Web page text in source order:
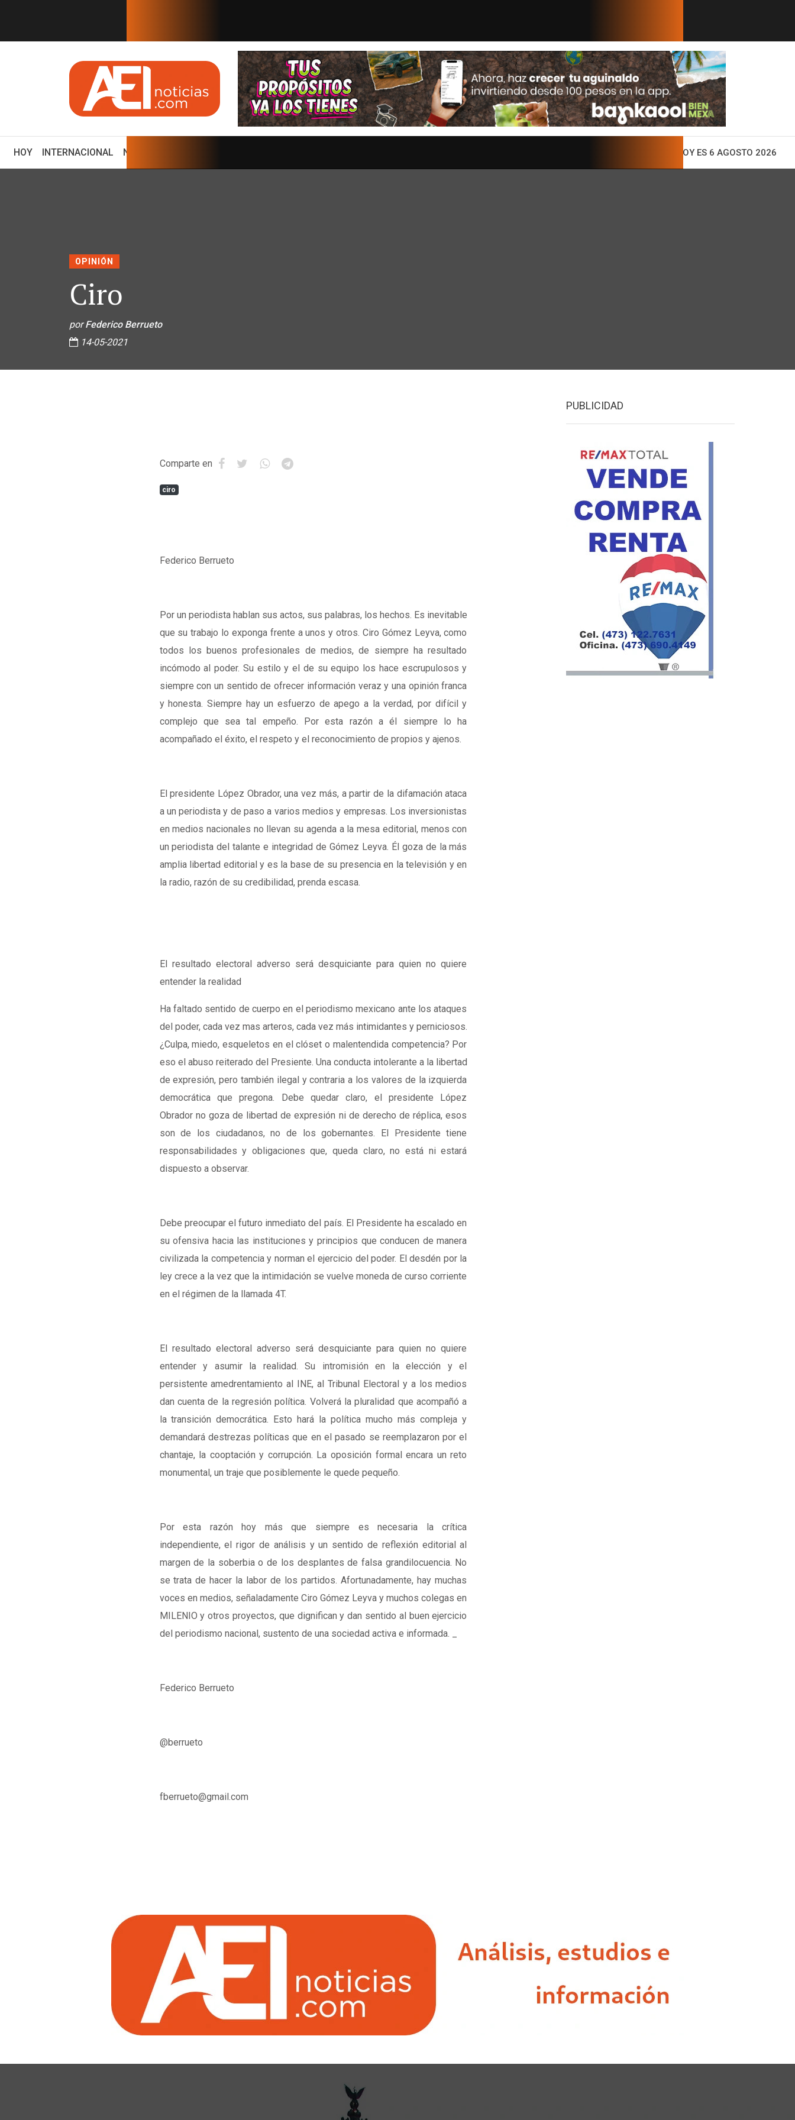
EN TIEMPO REAL
MVS Noticias tras consol... Estudios de fracking en México serán publicado en mi... ¿Cuál es el plan de Sheinbaum para recuperar importa... ¿Por qué
HOY(CURRENT)
INTERNACIONAL NACIONAL HOY ES 6 AGOSTO 2026
OPINIÓN
Ciro
porFederico Berrueto
14-05-2021
Comparte en
ciro
Federico Berrueto
Por un periodista hablan sus actos, sus palabras, los hechos. Es inevitable
que su trabajo lo exponga frente a unos y otros. Ciro Gómez Leyva, como
todos los buenos profesionales de medios, de siempre ha resultado
incómodo al poder. Su estilo y el de su equipo los hace escrupulosos y
siempre con un sentido de ofrecer información veraz y una opinión franca
y honesta. Siempre hay un esfuerzo de apego a la verdad, por difícil y
complejo que sea tal empeño. Por esta razón a él siempre lo ha
acompañado el éxito, el respeto y el reconocimiento de propios y ajenos.
El presidente López Obrador, una vez más, a partir de la difamación ataca
a un periodista y de paso a varios medios y empresas. Los inversionistas
en medios nacionales no llevan su agenda a la mesa editorial, menos con
un periodista del talante e integridad de Gómez Leyva. Él goza de la más
amplia libertad editorial y es la base de su presencia en la televisión y en
la radio, razón de su credibilidad, prenda escasa.
El resultado electoral adverso será desquiciante para quien no quiere
entender la realidad
Ha faltado sentido de cuerpo en el periodismo mexicano ante los ataques
del poder, cada vez mas arteros, cada vez más intimidantes y perniciosos.
¿Culpa, miedo, esqueletos en el clóset o malentendida competencia? Por
eso el abuso reiterado del Presiente. Una conducta intolerante a la libertad
de expresión, pero también ilegal y contraria a los valores de la izquierda
democrática que pregona. Debe quedar claro, el presidente López
Obrador no goza de libertad de expresión ni de derecho de réplica, esos
son de los ciudadanos, no de los gobernantes. El Presidente tiene
responsabilidades y obligaciones que, queda claro, no está ni estará
dispuesto a observar.
Debe preocupar el futuro inmediato del país. El Presidente ha escalado en
su ofensiva hacia las instituciones y principios que conducen de manera
civilizada la competencia y norman el ejercicio del poder. El desdén por la
ley crece a la vez que la intimidación se vuelve moneda de curso corriente
en el régimen de la llamada 4T.
El resultado electoral adverso será desquiciante para quien no quiere
entender y asumir la realidad. Su intromisión en la elección y el
persistente amedrentamiento al INE, al Tribunal Electoral y a los medios
dan cuenta de la regresión política. Volverá la pluralidad que acompañó a
la transición democrática. Esto hará la política mucho más compleja y
demandará destrezas políticas que en el pasado se reemplazaron por el
chantaje, la cooptación y corrupción. La oposición formal encara un reto
monumental, un traje que posiblemente le quede pequeño.
Por esta razón hoy más que siempre es necesaria la crítica
independiente, el rigor de análisis y un sentido de reflexión editorial al
margen de la soberbia o de los desplantes de falsa grandilocuencia. No
se trata de hacer la labor de los partidos. Afortunadamente, hay muchas
voces en medios, señaladamente Ciro Gómez Leyva y muchos colegas en
MILENIO y otros proyectos, que dignifican y dan sentido al buen ejercicio
del periodismo nacional, sustento de una sociedad activa e informada. _
Federico Berrueto
@berrueto
fberrueto@gmail.com
PUBLICIDAD